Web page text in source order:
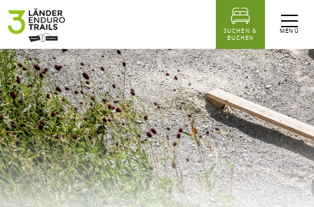
Inhaltstabelle
Unsere Übungsparcours rund um die 3-Länder Enduro Trails:
Das könnte Sie auch interessieren...
MENÜ
SUCHEN &
BUCHEN